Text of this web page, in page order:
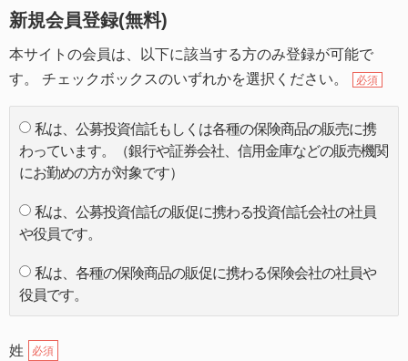
新規会員登録(無料)
本サイトの会員は、以下に該当する方のみ登録が可能で
す。 チェックボックスのいずれかを選択ください。
必須
私は、公募投資信託もしくは各種の保険商品の販売に携
わっています。（銀行や証券会社、信用金庫などの販売機関
にお勤めの方が対象です）
私は、公募投資信託の販促に携わる投資信託会社の社員
や役員です。
私は、各種の保険商品の販促に携わる保険会社の社員や
役員です。
姓 必須